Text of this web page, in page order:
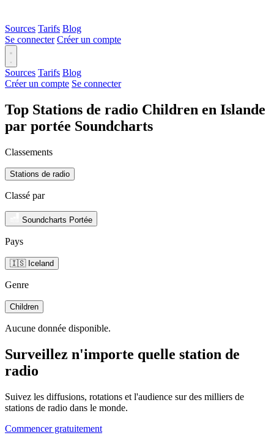
Sources Tarifs Blog
Se connecter Créer un compte
Sources Tarifs Blog
Créer un compte Se connecter
Top Stations de radio Children en Islande
par portée Soundcharts
Classements
Stations de radio
Classé par
Soundcharts Portée
Pays
🇮🇸 Iceland
Genre
Children
Aucune donnée disponible.
Surveillez n'importe quelle station de
radio
Suivez les diffusions, rotations et l'audience sur des milliers de
stations de radio dans le monde.
Commencer gratuitement